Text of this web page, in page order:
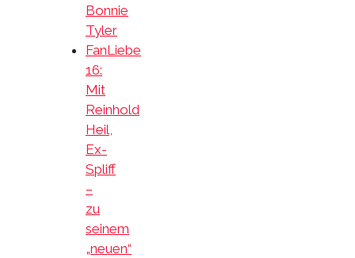
Bonnie
Tyler
FanLiebe
16:
Mit
Reinhold
Heil,
Ex-
Spliff
–
zu
seinem
„neuen“